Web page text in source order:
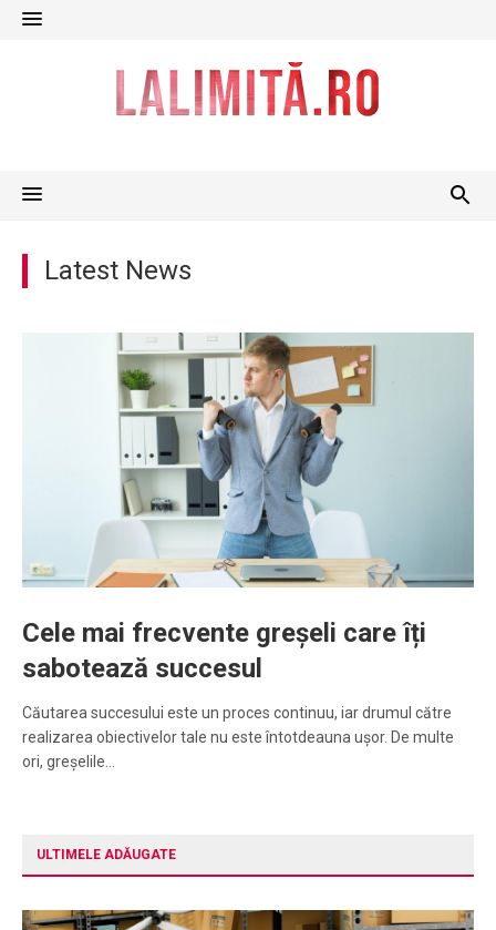
Skip
Latest News
Cele mai frecvente greșeli care îți
sabotează succesul
Căutarea succesului este un proces continuu, iar drumul către
realizarea obiectivelor tale nu este întotdeauna ușor. De multe
ori, greșelile…
ULTIMELE ADĂUGATE